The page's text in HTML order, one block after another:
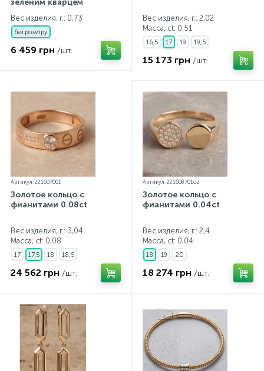
зеленим кварцем
Вес изделия, г.: 0,73
без розміру
6 459 грн /шт.
Вес изделия, г.: 2,02
Масса, ct: 0,51
16,5 17 19 19,5
15 173 грн /шт.
Артикул: 221607001
Золотое кольцо с
фианитами 0.08ct
Вес изделия, г.: 3,04
Масса, ct: 0,08
17 17,5 18 18,5
24 562 грн /шт.
Артикул: 221608701cz
Золотое кольцо с
фианитами 0.04ct
Вес изделия, г.: 2,4
Масса, ct: 0,04
18 19 20
18 274 грн /шт.